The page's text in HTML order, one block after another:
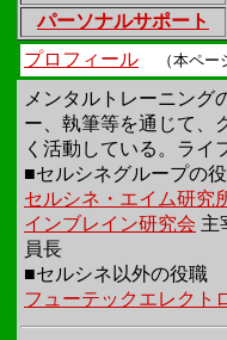
パーソナルサポート
プロフィール
（本ペ
メンタルトレーニング
ー、執筆等を通じて、
く活動している。ライ
■セルシネグループの
セルシネ・エイム研究
インブレイン研究会 主
員長
■セルシネ以外の役職
フューテックエレクト